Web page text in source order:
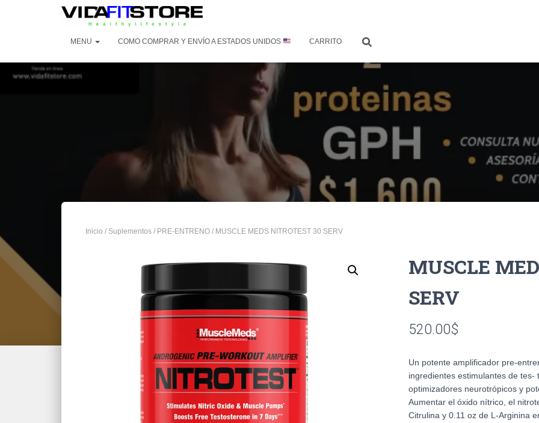
MENU COMO COMPRAR Y ENVÍO A ESTADOS UNIDOS CARRITO
Inicio / Suplementos / PRE-ENTRENO / MUSCLE MEDS NITROTEST 30 SERV
MUSCLE
SERV
520.00$
Un potente amplificador pre-
ingredientes estimulantes de
optimizadores neurotrópicos y
Aumentar el óxido nítrico, el
Citrulina y 0.11 oz de L-Arginina